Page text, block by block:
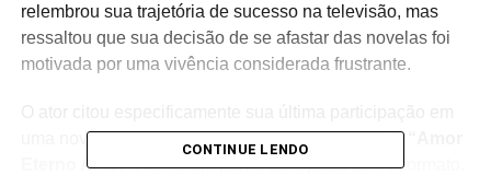
relembrou sua trajetória de sucesso na televisão, mas
ressaltou que sua decisão de se afastar das novelas foi
motivada por uma vivência considerada frustrante.
uma novela da emissora, em2012, na produção “Amor
Eterno Amor”, como um ponto de ruptura com o formato.
CONTINUE LENDO